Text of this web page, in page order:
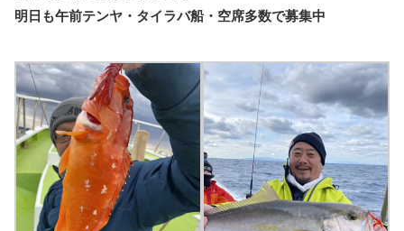
明日も午前テンヤ・タイラバ船・空席多数で募集中